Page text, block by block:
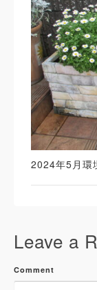
2024年5月環
Leave a
Comment